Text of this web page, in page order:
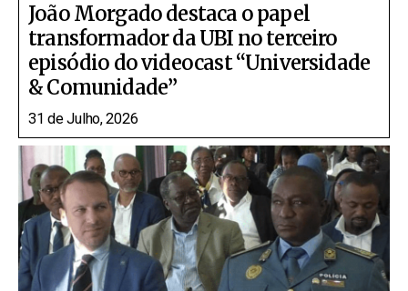
João Morgado destaca o papel
transformador da UBI no terceiro
episódio do videocast “Universidade
& Comunidade”
31 de Julho, 2026